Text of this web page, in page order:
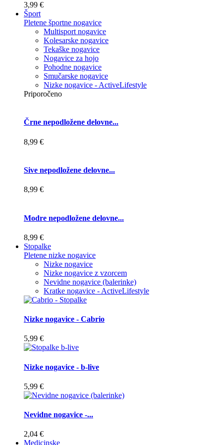
3,99 €
Šport
Pletene športne nogavice
Multisport nogavice
Kolesarske nogavice
Tekaške nogavice
Nogavice za hojo
Pohodne nogavice
Smučarske nogavice
Nizke nogavice - ActiveLifestyle
Priporočeno
Črne nepodložene delovne...
8,99 €
Sive nepodložene delovne...
8,99 €
Modre nepodložene delovne...
8,99 €
Stopalke
Pletene nizke nogavice
Nizke nogavice
Nizke nogavice z vzorcem
Nevidne nogavice (balerinke)
Kratke nogavice - ActiveLifestyle
Nizke nogavice - Cabrio
5,99 €
Nizke nogavice - b-live
5,99 €
Nevidne nogavice -...
2,04 €
Medicinske